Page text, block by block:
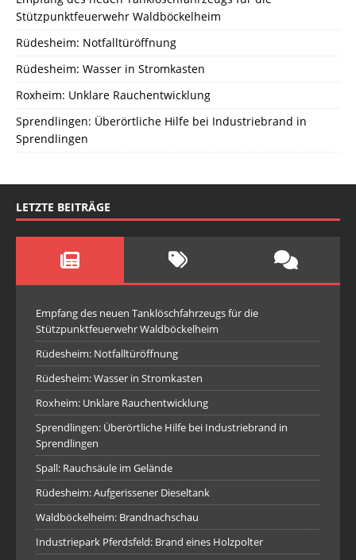
Stützpunktfeuerwehr Waldböckelheim
Rüdesheim: Notfalltüröffnung
Rüdesheim: Wasser in Stromkasten
Roxheim: Unklare Rauchentwicklung
Sprendlingen: Überörtliche Hilfe bei Industriebrand in
Sprendlingen
LETZTE BEITRÄGE
Empfang des neuen Tanklöschfahrzeugs für die
Stützpunktfeuerwehr Waldböckelheim
Rüdesheim: Notfalltüröffnung
Rüdesheim: Wasser in Stromkasten
Roxheim: Unklare Rauchentwicklung
Sprendlingen: Überörtliche Hilfe bei Industriebrand in
Sprendlingen
Spall: Rauchsäule im Gelände
Rüdesheim: Aufgerissener Dieseltank
Waldböckelheim: Brandnachschau
Industriepark Pferdsfeld: Brand eines Holzpolter